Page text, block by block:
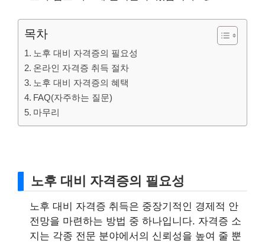
목차
노후 대비 자격증의 필요성
온라인 자격증 취득 절차
노후 대비 자격증의 혜택
FAQ(자주하는 질문)
마무리
노후 대비 자격증의 필요성
노후 대비 자격증 취득은 중장기적인 경제적 안
전망을 마련하는 방법 중 하나입니다. 자격증 소
지는 각종 전문 분야에서의 신뢰성을 높여 줄 뿐